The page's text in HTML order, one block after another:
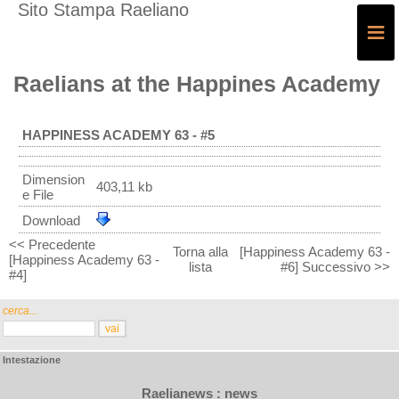
Sito Stampa Raeliano
≡
cerca...
Intestazione
Raelianews : news
Raelians at the Happines Academy
HAPPINESS ACADEMY 63 - #5
Dimension
e File
403,11 kb
Download
<< Precedente
[Happiness Academy 63 -
#4]
Torna alla
lista
[Happiness Academy 63 -
#6] Successivo >>